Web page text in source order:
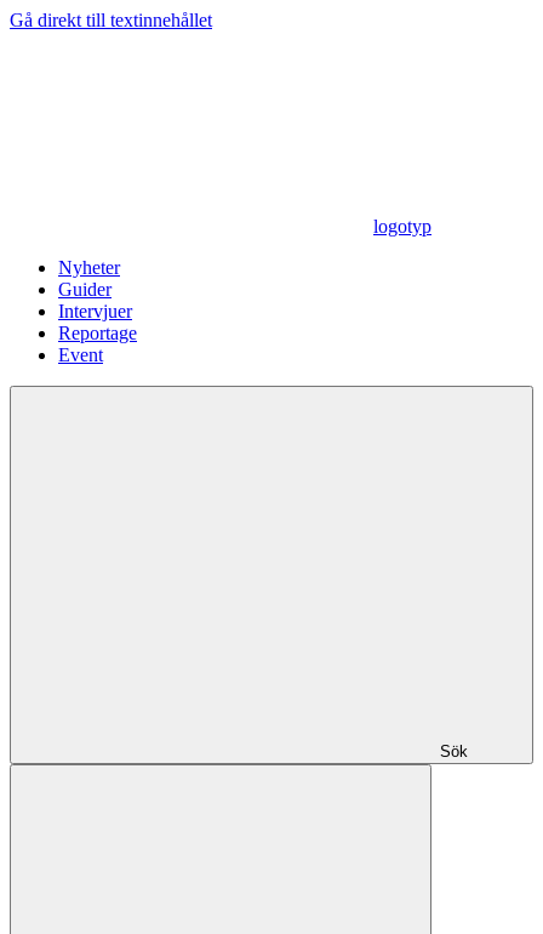
Gå direkt till textinnehållet
logotyp
Nyheter
Guider
Intervjuer
Reportage
Event
Sök